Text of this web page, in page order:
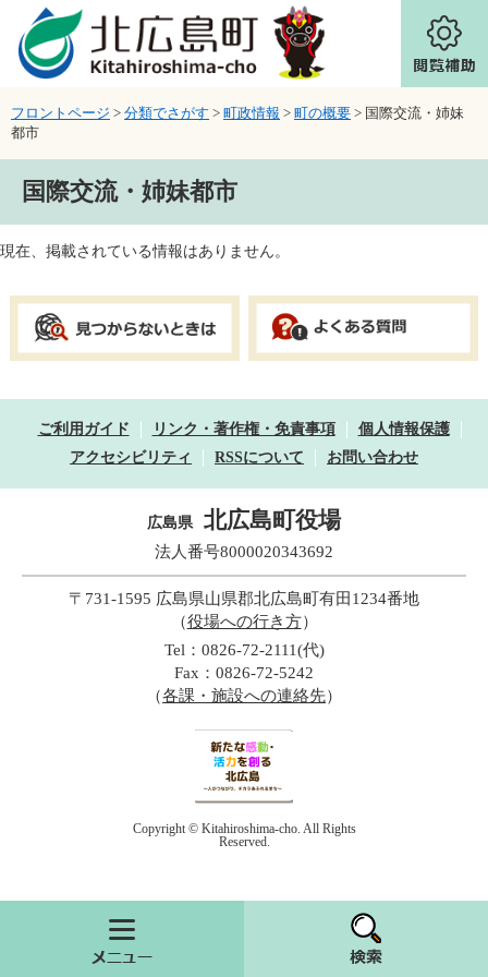
ページの先頭です。
メニューを飛ばして本文へ
検索
フロントページ > 分類でさがす > 町政情報 > 町の概要 > 国際交流・姉妹
都市
国際交流・姉妹都市
現在、掲載されている情報はありません。
ご利用ガイド リンク・著作権・免責事項
個人情報保護
アクセシビリティ
RSSについて お問い合わせ
広島県 北広島町役場
法人番号8000020343692
〒731-1595 広島県山県郡北広島町有田1234番地
（役場への行き方）
Tel：0826-72-2111(代)
Fax：0826-72-5242
（各課・施設への連絡先）
Copyright © Kitahiroshima-cho. All Rights
Reserved.